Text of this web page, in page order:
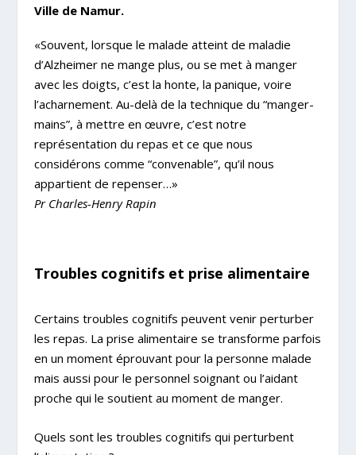
Ville de Namur.
«Souvent, lorsque le malade atteint de maladie
d’Alzheimer ne mange plus, ou se met à manger
avec les doigts, c’est la honte, la panique, voire
l’acharnement. Au-delà de la technique du “manger-
mains”, à mettre en œuvre, c’est notre
représentation du repas et ce que nous
considérons comme “convenable”, qu’il nous
appartient de repenser…»
Pr Charles-Henry Rapin
Troubles cognitifs et prise alimentaire
Certains troubles cognitifs peuvent venir perturber
les repas. La prise alimentaire se transforme parfois
en un moment éprouvant pour la personne malade
mais aussi pour le personnel soignant ou l’aidant
proche qui le soutient au moment de manger.
Quels sont les troubles cognitifs qui perturbent